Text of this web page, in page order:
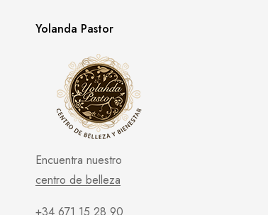
Yolanda Pastor
Encuentra nuestro
centro de belleza
+34 671 15 28 90